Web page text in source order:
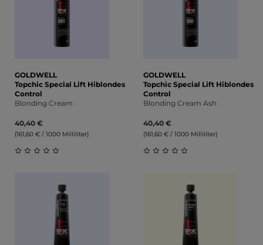
GOLDWELL
Topchic Special Lift Hiblondes
Control
Blonding Cream
40,40 €
(161,60 € / 1000 Milliliter)
GOLDWELL
Topchic Special Lift Hiblondes
Control
Blonding Cream Ash
40,40 €
(161,60 € / 1000 Milliliter)